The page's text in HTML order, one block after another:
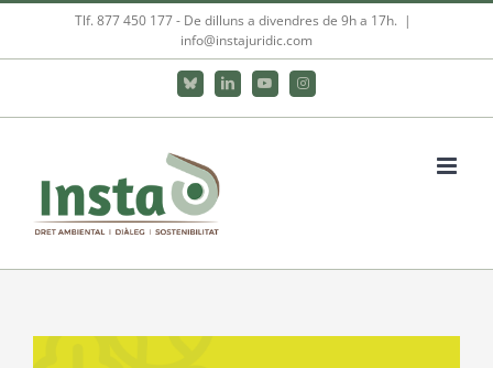
Tlf. 877 450 177‬ - De dilluns a divendres de 9h a 17h. |
info@instajuridic.com
BlueskyLinkedInYouTubeInstagram